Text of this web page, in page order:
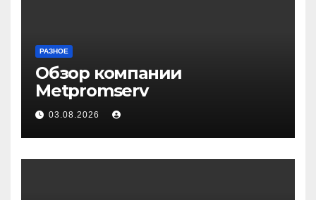
РАЗНОЕ
Обзор компании
Metpromserv
03.08.2026